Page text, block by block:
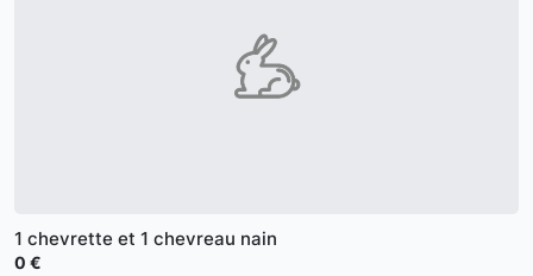
1 chevrette et 1 chevreau nain
0 €